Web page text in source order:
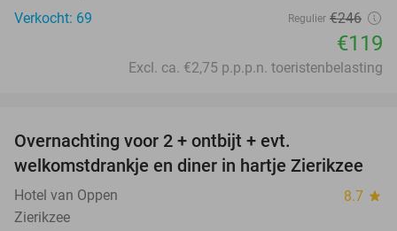
Verkocht: 69
Regulier €246
€119
Excl. ca. €2,75 p.p.p.n. toeristenbelasting
Overnachting voor 2 + ontbijt + evt.
welkomstdrankje en diner in hartje Zierikzee
Hotel van Oppen 8.7 star
Zierikzee